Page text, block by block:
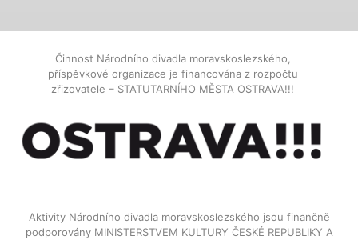
Činnost Národního divadla moravskoslezského,
příspěvkové organizace je financována z rozpočtu
zřizovatele – STATUTARNÍHO MĚSTA OSTRAVA!!!
Aktivity Národního divadla moravskoslezského jsou finančně
podporovány MINISTERSTVEM KULTURY ČESKÉ REPUBLIKY A